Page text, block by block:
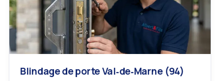
Blindage de porte Val‑de‑Marne (94)